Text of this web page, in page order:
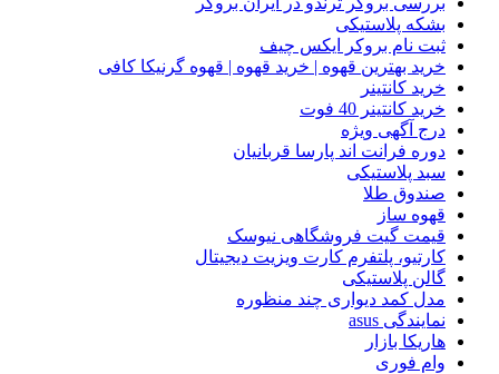
بشکه پلاستیکی
ثبت نام بروکر ایکس چیف
خرید بهترین قهوه | خرید قهوه | قهوه گرنیکا کافی
خرید کانتینر
خرید کانتینر 40 فوت
درج آگهی ویژه
دوره فرانت اند پارسا قربانیان
سبد پلاستیکی
صندوق طلا
قهوه ساز
قیمت گیت فروشگاهی نیوسک
کارتیو، پلتفرم کارت ویزیت دیجیتال
گالن پلاستیکی
مدل کمد دیواری چند منظوره
نمایندگی asus
هاریکا بازار
وام فوری